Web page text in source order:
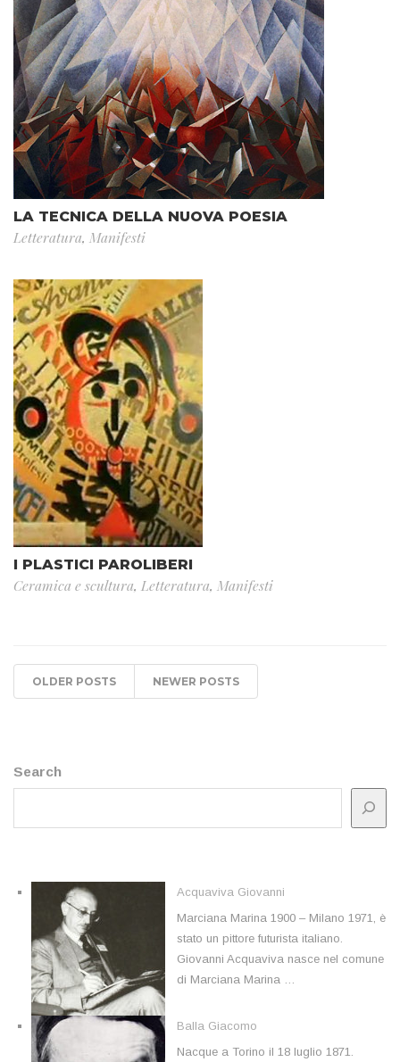
LA TECNICA DELLA NUOVA POESIA
Letteratura, Manifesti
I PLASTICI PAROLIBERI
Ceramica e scultura, Letteratura, Manifesti
OLDER POSTS NEWER POSTS
Search
Acquaviva Giovanni
Marciana Marina 1900 – Milano 1971, è
stato un pittore futurista italiano.
Giovanni Acquaviva nasce nel comune
di Marciana Marina …
Balla Giacomo
Nacque a Torino il 18 luglio 1871.